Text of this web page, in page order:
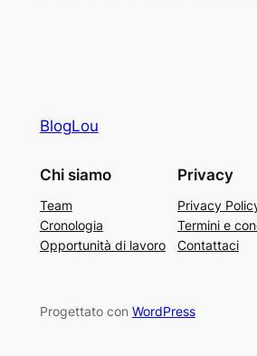
BlogLou
Chi siamo
Team
Cronologia
Opportunità di lavoro
Privacy
Privacy
Termini e
Contattaci
Progettato con WordPress